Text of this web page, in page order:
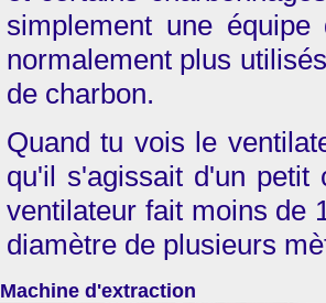
simplement une
normalement plus
de charbon.
Quand tu vois le
qu'il s'agissait d'un petit
ventilateur fait moins de
diamètre de plusieurs
Machine d'extraction